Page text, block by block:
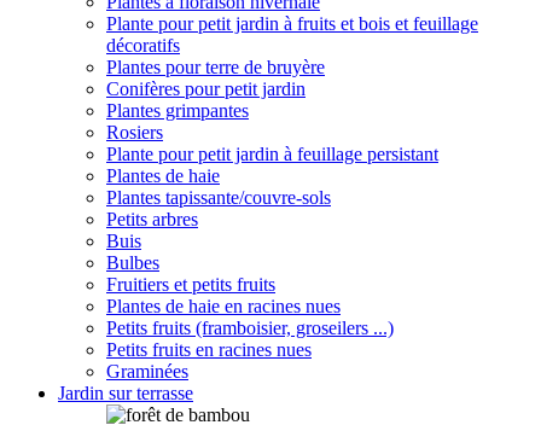
Plante pour petit jardin à fruits et bois et feuillage
décoratifs
Plantes pour terre de bruyère
Conifères pour petit jardin
Plantes grimpantes
Rosiers
Plante pour petit jardin à feuillage persistant
Plantes de haie
Plantes tapissante/couvre-sols
Petits arbres
Buis
Bulbes
Fruitiers et petits fruits
Plantes de haie en racines nues
Petits fruits (framboisier, groseilers ...)
Petits fruits en racines nues
Graminées
Jardin sur terrasse